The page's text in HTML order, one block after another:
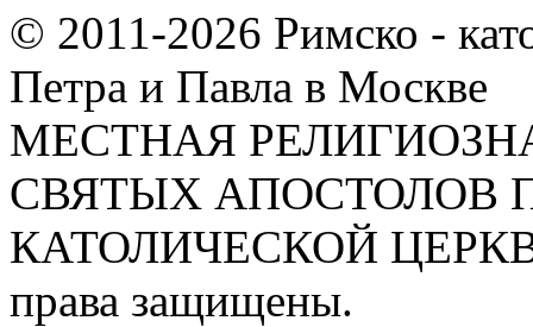
© 2011-2026 Римско -
Петра и Павла в Москве
МЕСТНАЯ
СВЯТЫХ АПОСТОЛОВ
КАТОЛИЧЕСКОЙ
права защищены.